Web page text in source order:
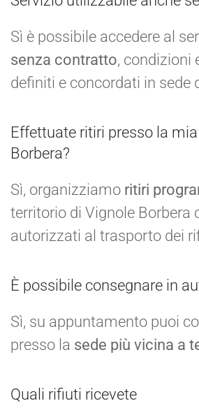
Sì è possibile accedere al
senza contratto, condizioni
definiti e concordati in sede
Effettuate ritiri presso la
Borbera?
Sì, organizziamo ritiri
territorio di Vignole Borbera
autorizzati al trasporto dei
È possibile consegnare in
Sì, su appuntamento puoi
presso la sede più vicina a
Quali rifiuti ricevete